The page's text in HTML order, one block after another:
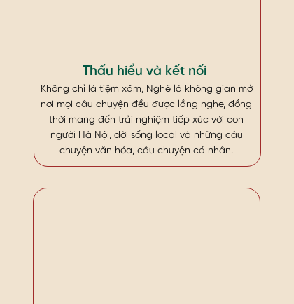
Thấu hiểu và kết nối
Không chỉ là tiệm xăm, Nghê là không gian mở
nơi mọi câu chuyện đều được lắng nghe, đồng
thời mang đến trải nghiệm tiếp xúc với con
người Hà Nội, đời sống local và những câu
chuyện văn hóa, câu chuyện cá nhân.